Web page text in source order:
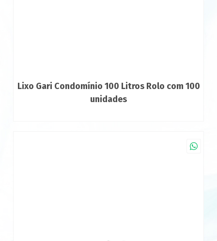
Lixo Gari Condomínio 100 Litros Rolo com 100
unidades